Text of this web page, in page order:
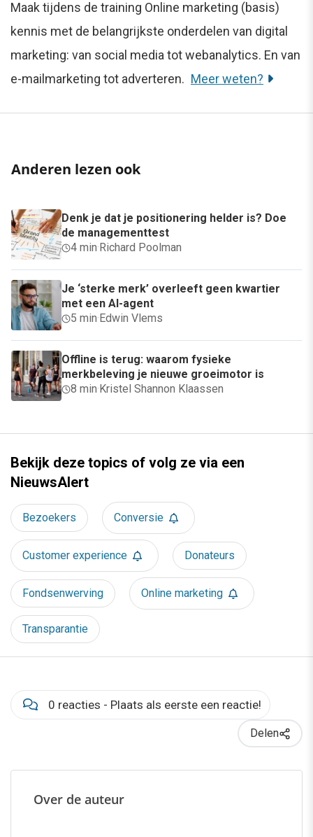
Maak tijdens de training Online marketing (basis)
kennis met de belangrijkste onderdelen van digital
marketing: van social media tot webanalytics. En van
e-mailmarketing tot adverteren. Meer weten?
Anderen lezen ook
Denk je dat je positionering helder is? Doe
de managementtest
4 min· Richard Poolman
Je ‘sterke merk’ overleeft geen kwartier
met een AI-agent
5 min· Edwin Vlems
Offline is terug: waarom fysieke
merkbeleving je nieuwe groeimotor is
8 min· Kristel Shannon Klaassen
Bekijk deze topics of volg ze via een
NieuwsAlert
Bezoekers Conversie
Customer experience Donateurs
Fondsenwerving Online marketing
Transparantie
0 reacties - Plaats als eerste een reactie!
Delen
Over de auteur